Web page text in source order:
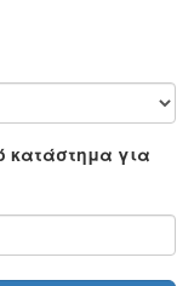
κατάστημα για